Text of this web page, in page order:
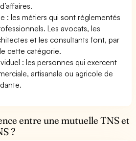
: les métiers qui sont réglementés
Les avocats, les
et les consultants font, par
cette catégorie.
: les personnes qui exercent
artisanale ou agricole de
entre une mutuelle TNS et
?